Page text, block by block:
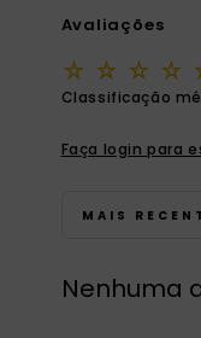
Avaliações
☆ ☆ ☆ ☆
Classificação
Faça login para
MAIS
Nenhuma